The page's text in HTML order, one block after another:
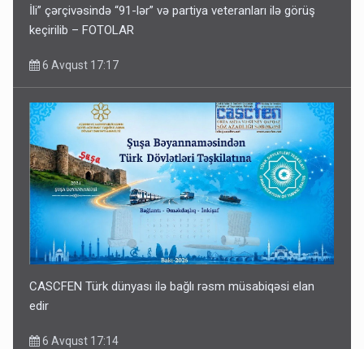
İli” çərçivəsində “91-lər” və partiya veteranları ilə görüş
keçirilib – FOTOLAR
6 Avqust 17:17
CASCFEN Türk dünyası ilə bağlı rəsm müsabiqəsi elan
edir
6 Avqust 17:14